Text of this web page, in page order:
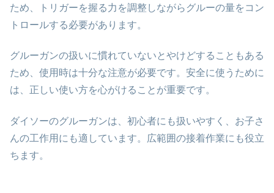
ため、トリガーを握る力を調整しながらグルーの量をコン
トロールする必要があります。
グルーガンの扱いに慣れていないとやけどすることもある
ため、使用時は十分な注意が必要です。安全に使うために
は、正しい使い方を心がけることが重要です。
ダイソーのグルーガンは、初心者にも扱いやすく、お子さ
んの工作用にも適しています。広範囲の接着作業にも役立
ちます。